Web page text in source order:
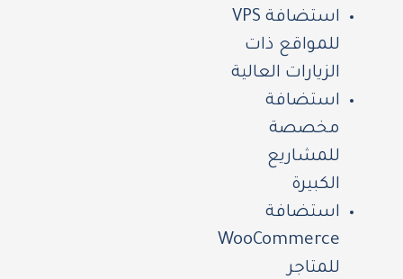
استضافة VPS
للمواقع ذات
الزيارات العالية
استضافة
مخصصة
للمشاريع
الكبيرة
استضافة
WooCommerce
للمتاجر